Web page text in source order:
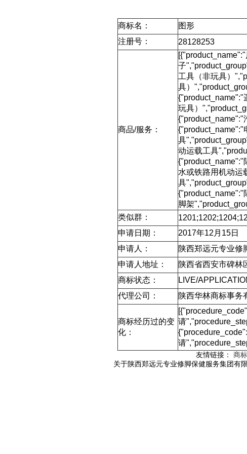
商标名：
图形
注册号：
28128253
商品/服务：
子
工具（非玩具）
具）
{"product_name":"
玩具）
{"product_name":"
{"product_name":"
具
动运载工具
{"product_name":"
水或铁路用机动运
具
{"product_name":"
脚架
类似群：
申请日期：
2017年12月15日
申请人：
陕西郑远元专业修
申请人地址：
陕西省西安市碑林
商标状态：
LIVE/
代理公司：
陕西华林商标事务
商标经历过的变
化：
请
请
友情链接： 商
关于陕西郑远元专业修脚保健服务集团有